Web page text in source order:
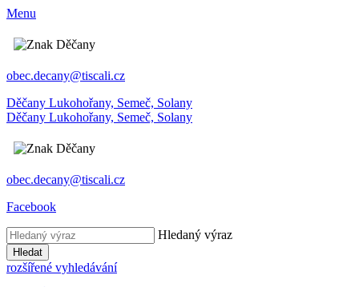
Menu
obec.decany@tiscali.cz
Děčany Lukohořany, Semeč, Solany
Děčany Lukohořany, Semeč, Solany
obec.decany@tiscali.cz
Facebook
Hledaný výraz
Hledat
rozšířené vyhledávání